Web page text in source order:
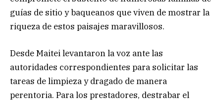
guías de sitio y baqueanos que viven de mostrar la
riqueza de estos paisajes maravillosos.
Desde Maitei levantaron la voz ante las
autoridades correspondientes para solicitar las
tareas de limpieza y dragado de manera
perentoria. Para los prestadores, destrabar el